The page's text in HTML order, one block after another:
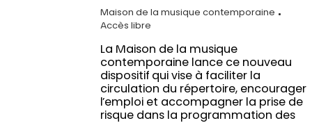
Maison de la musique contemporaine
Accès libre
La Maison de la musique
contemporaine lance ce nouveau
dispositif qui vise à faciliter la
circulation du répertoire, encourager
l’emploi et accompagner la prise de
risque dans la programmation des